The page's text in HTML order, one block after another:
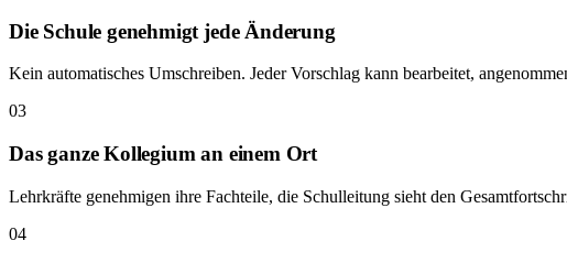
Die Schule genehmigt jede Änderung
Kein automatisches Umschreiben. Jeder Vorschlag kann bearbeitet,
03
Das ganze Kollegium an einem Ort
Lehrkräfte genehmigen ihre Fachteile, die Schulleitung sieht den
04